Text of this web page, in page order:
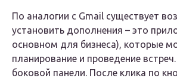
По аналогии с Gmail существует
установить дополнения – это
основном для бизнеса), которые
планирование и проведение
боковой панели. После клика по